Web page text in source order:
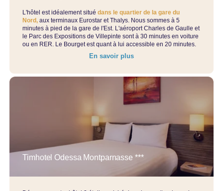
L'hôtel est idéalement situédans le quartier de la gare du
Nord,aux terminaux Eurostar et Thalys. Nous sommes à 5
minutes à pied de la gare de l'Est. L'aéroport Charles de Gaulle et
le Parc des Expositions de Villepinte sont à 30 minutes en voiture
ou en RER. Le Bourget est quant à lui accessible en 20 minutes.
En savoir plus
Timhotel Odessa Montparnasse ***
Par thématiques
Nos offres
Les avantages du direct